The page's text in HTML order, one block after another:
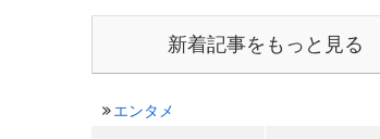
新着記事をもっと見る
エンタメ